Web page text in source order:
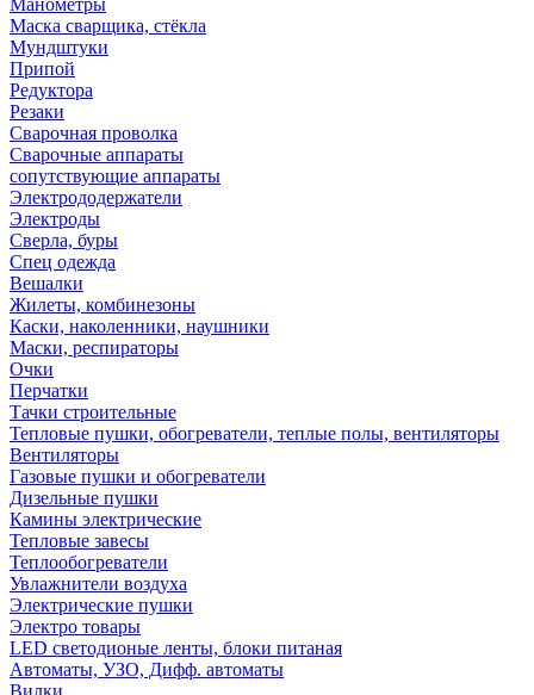
Манометры
Маска сварщика, стёкла
Мундштуки
Припой
Редуктора
Резаки
Сварочная проволка
Сварочные аппараты
сопутствующие аппараты
Электрододержатели
Электроды
Сверла, буры
Спец одежда
Вешалки
Жилеты, комбинезоны
Каски, наколенники, наушники
Маски, респираторы
Очки
Перчатки
Тачки строительные
Тепловые пушки, обогреватели, теплые полы, вентиляторы
Вентиляторы
Газовые пушки и обогреватели
Дизельные пушки
Камины электрические
Тепловые завесы
Теплообогреватели
Увлажнители воздуха
Электрические пушки
Электро товары
LED светодионые ленты, блоки питаная
Автоматы, УЗО, Дифф. автоматы
Вилки